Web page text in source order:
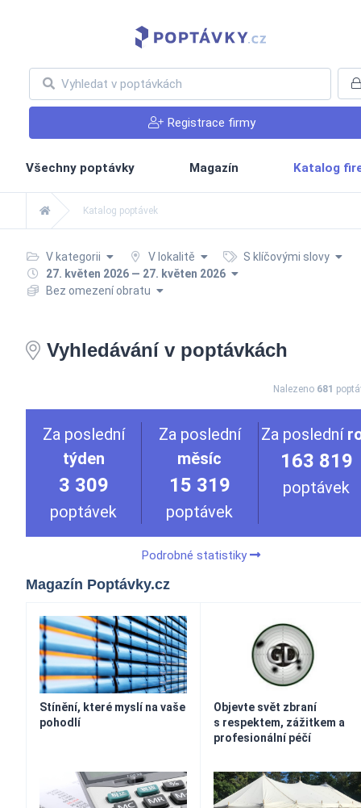
Registrace firmy
Všechny poptávky Magazín Katalog
Katalog poptávek
V kategorii V lokalitě
S klíčovými slovy
27. květen 2026 — 27. květen 2026
Bez omezení obratu
Vyhledávání v poptávkách
Nalezeno 681
Za poslední
týden
3 309
poptávek
Za poslední
měsíc
15 319
poptávek
Za poslední
163 819
poptávek
Podrobné statistiky
Magazín Poptávky.cz
Stínění, které myslí na vaše
pohodlí
Objevte svět zbraní
s respektem, zážitkem a
profesionální péčí